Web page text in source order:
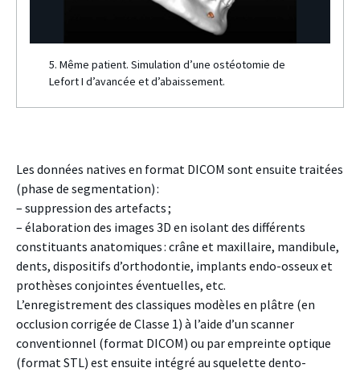
5. Même patient. Simulation d’une ostéotomie de
Lefort I d’avancée et d’abaissement.
Les données natives en format DICOM sont ensuite traitées
(phase de segmentation) :
– suppression des artefacts ;
– élaboration des images 3D en isolant des différents
constituants anatomiques : crâne et maxillaire, mandibule,
dents, dispositifs d’orthodontie, implants endo-osseux et
prothèses conjointes éventuelles, etc.
L’enregistrement des classiques modèles en plâtre (en
occlusion corrigée de Classe 1) à l’aide d’un scanner
conventionnel (format DICOM) ou par empreinte optique
(format STL) est ensuite intégré au squelette dento-